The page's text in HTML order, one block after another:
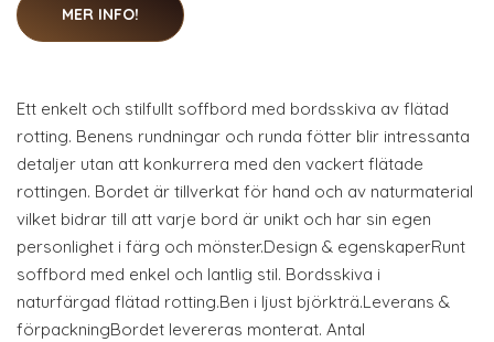
MER INFO!
Ett enkelt och stilfullt soffbord med bordsskiva av flätad
rotting. Benens rundningar och runda fötter blir intressanta
detaljer utan att konkurrera med den vackert flätade
rottingen. Bordet är tillverkat för hand och av naturmaterial
vilket bidrar till att varje bord är unikt och har sin egen
personlighet i färg och mönster.Design & egenskaperRunt
soffbord med enkel och lantlig stil. Bordsskiva i
naturfärgad flätad rotting.Ben i ljust björkträ.Leverans &
förpackningBordet levereras monterat. Antal